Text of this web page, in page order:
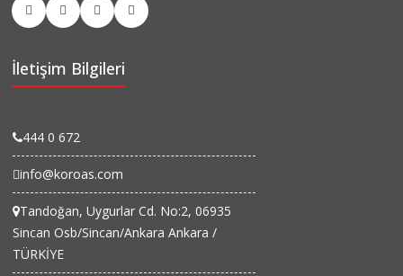
İletişim Bilgileri
444 0 672
info@koroas.com
Tandoğan, Uygurlar Cd. No:2, 06935
Sincan Osb/Sincan/Ankara Ankara /
TÜRKİYE